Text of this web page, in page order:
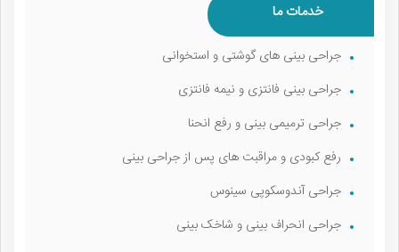
خدمات ما
جراحی بینی‌ های گوشتی و استخوانی
جراحی بینی فانتزی و نیمه فانتزی
جراحی ترمیمی بینی و رفع انحنا
رفع کبودی و مراقبت‌ های پس از جراحی بینی
جراحی آندوسکوپی سینوس
جراحی انحراف بینی و شاخک بینی